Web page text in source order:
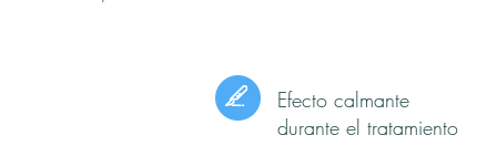
Efecto calmante
durante el tratamiento